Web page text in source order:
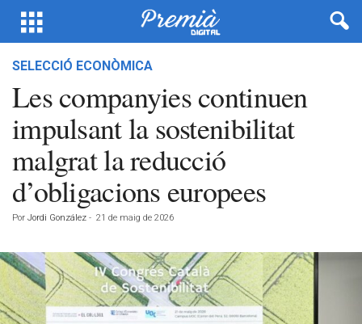
SELECCIÓ ECONÒMICA
Les companyies continuen
impulsant la sostenibilitat
malgrat la reducció
d’obligacions europees
Por Jordi González - 21 de maig de 2026